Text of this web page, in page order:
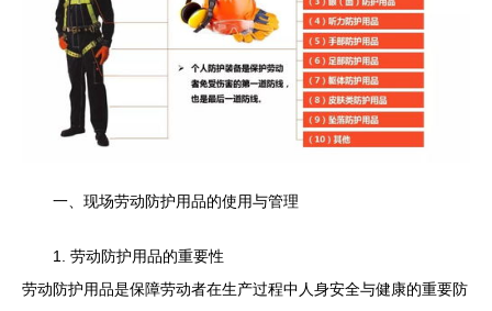
一、现场劳动防护用品的使用与管理
1. 劳动防护用品的重要性
劳动防护用品是保障劳动者在生产过程中人身安全与健康的重要防